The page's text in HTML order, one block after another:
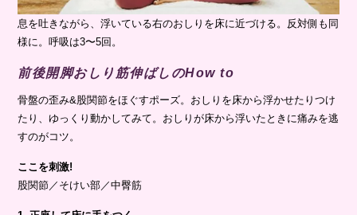
息を吐きながら、浮いている右のおしりを床に近づける。反対側も同
様に。呼吸は3〜5回。
前後開脚おしり筋伸ばしのHow to
骨盤の歪み&股関節をほぐすポーズ。おしりを床から浮かせたりつけ
たり、ゆっくり動かしてみて。おしりが床から浮いたときに痛みを逃
すのがコツ。
ここを刺激!
股関節／そけい部／中臀筋